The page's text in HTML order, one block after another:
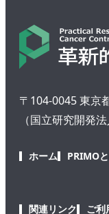
〒104-0045 東京
（国立研究開発
ホーム PRIMO
関連リンク ご利